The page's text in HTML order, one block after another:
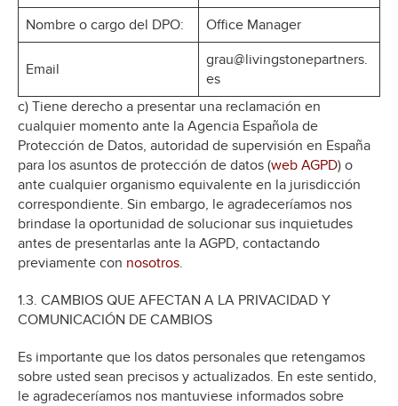
Nombre o cargo del DPO:
Office Manager
Email
grau@livingstonepartners.
es
c) Tiene derecho a presentar una reclamación en
cualquier momento ante la Agencia Española de
Protección de Datos, autoridad de supervisión en España
para los asuntos de protección de datos (web AGPD) o
ante cualquier organismo equivalente en la jurisdicción
correspondiente. Sin embargo, le agradeceríamos nos
brindase la oportunidad de solucionar sus inquietudes
antes de presentarlas ante la AGPD, contactando
previamente con nosotros.
1.3. CAMBIOS QUE AFECTAN A LA PRIVACIDAD Y
COMUNICACIÓN DE CAMBIOS
Es importante que los datos personales que retengamos
sobre usted sean precisos y actualizados. En este sentido,
le agradeceríamos nos mantuviese informados sobre